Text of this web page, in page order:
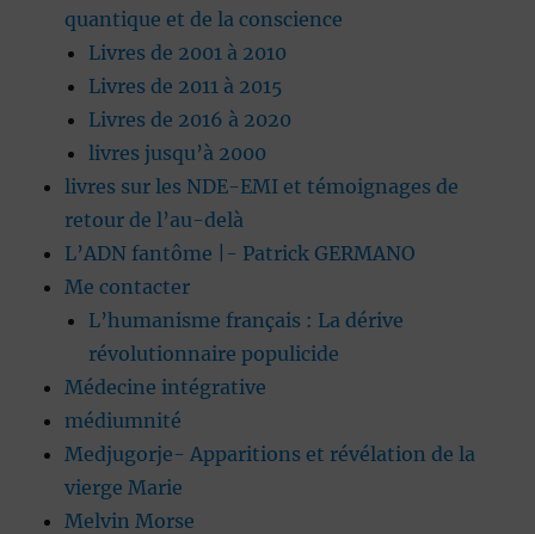
quantique et de la conscience
Livres de 2001 à 2010
Livres de 2011 à 2015
Livres de 2016 à 2020
livres jusqu’à 2000
livres sur les NDE-EMI et témoignages de
retour de l’au-delà
L’ADN fantôme |- Patrick GERMANO
Me contacter
L’humanisme français : La dérive
révolutionnaire populicide
Médecine intégrative
médiumnité
Medjugorje- Apparitions et révélation de la
vierge Marie
Melvin Morse